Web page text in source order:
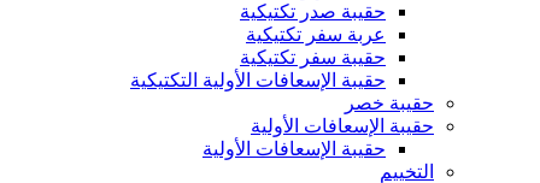
حقيبة صدر تكتيكية
عربة سفر تكتيكية
حقيبة سفر تكتيكية
حقيبة الإسعافات الأولية التكتيكية
حقيبة خصر
حقيبة الإسعافات الأولية
حقيبة الإسعافات الأولية
التخييم